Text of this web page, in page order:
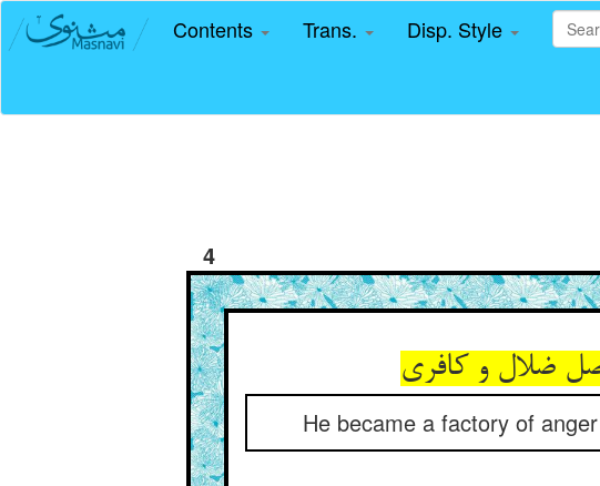
Contents Trans. Disp. Style
4
ضلال و کافری
He became a factory of